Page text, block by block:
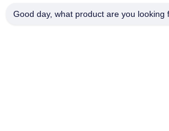
Good day, what product are you looking